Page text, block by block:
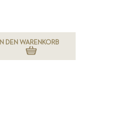
IN DEN WARENKORB